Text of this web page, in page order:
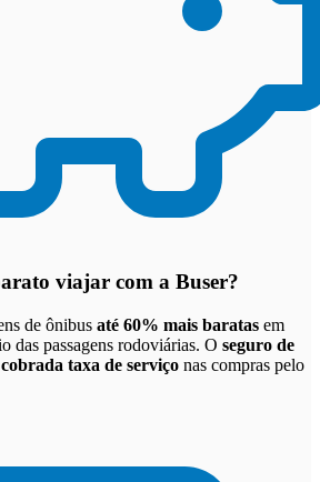
viajar com a Buser?
de ônibus até 60% mais baratas em
das passagens rodoviárias. O seguro de
taxa de serviço nas compras pelo